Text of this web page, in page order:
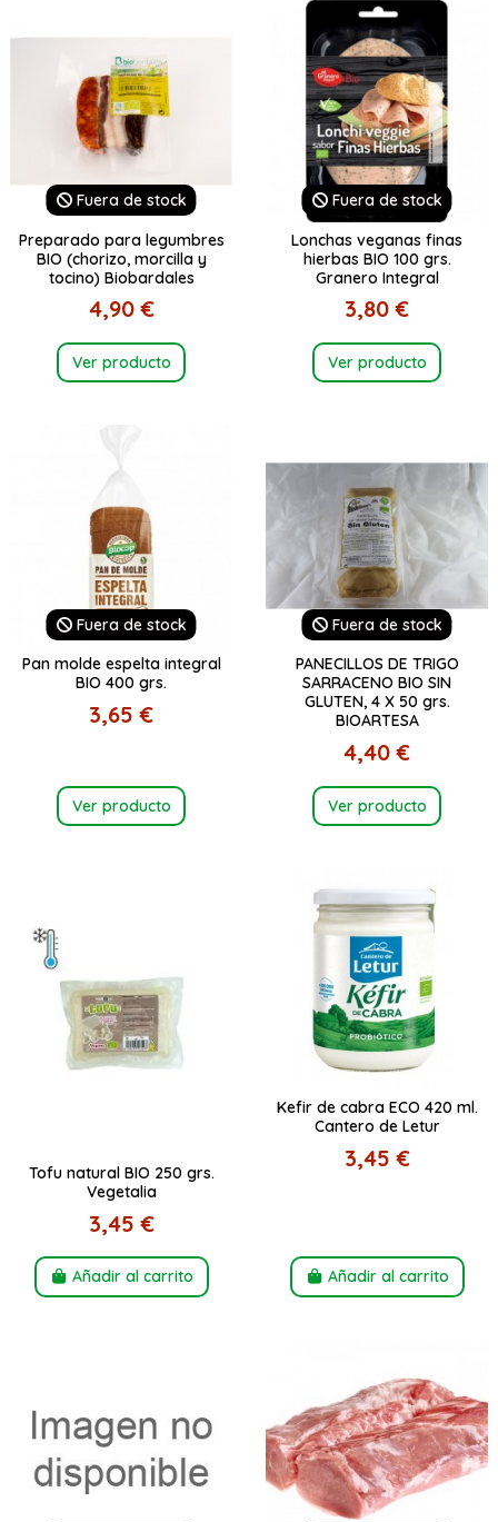
Fuera de stock
Preparado para legumbres
BIO (chorizo, morcilla y
tocino) Biobardales
4,90 €
Ver producto
Fuera de stock
Lonchas veganas finas
hierbas BIO 100 grs.
Granero Integral
3,80 €
Ver producto
Fuera de stock
Pan molde espelta integral
BIO 400 grs.
3,65 €
Ver producto
Fuera de stock
PANECILLOS DE TRIGO
SARRACENO BIO SIN
GLUTEN, 4 X 50 grs.
BIOARTESA
4,40 €
Ver producto
Tofu natural BIO 250 grs.
Vegetalia
3,45 €
Añadir al carrito
Kefir de cabra ECO 420 ml.
Cantero de Letur
3,45 €
Añadir al carrito